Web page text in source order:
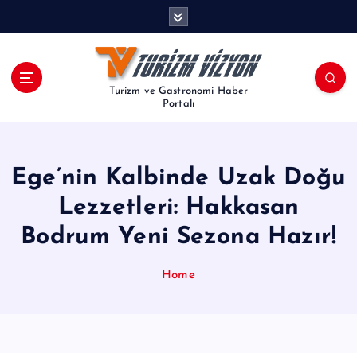
Turizm ve Gastronomi Haber
Portalı
Ege’nin Kalbinde Uzak Doğu
Lezzetleri: Hakkasan
Bodrum Yeni Sezona Hazır!
Home